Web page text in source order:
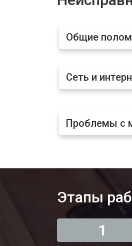
Ремонт
Замена
Общие
Сеть и
Проблемы с
Этапы
1